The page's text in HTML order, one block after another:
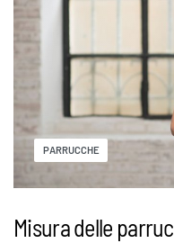
PARRUCCHE
Misura delle